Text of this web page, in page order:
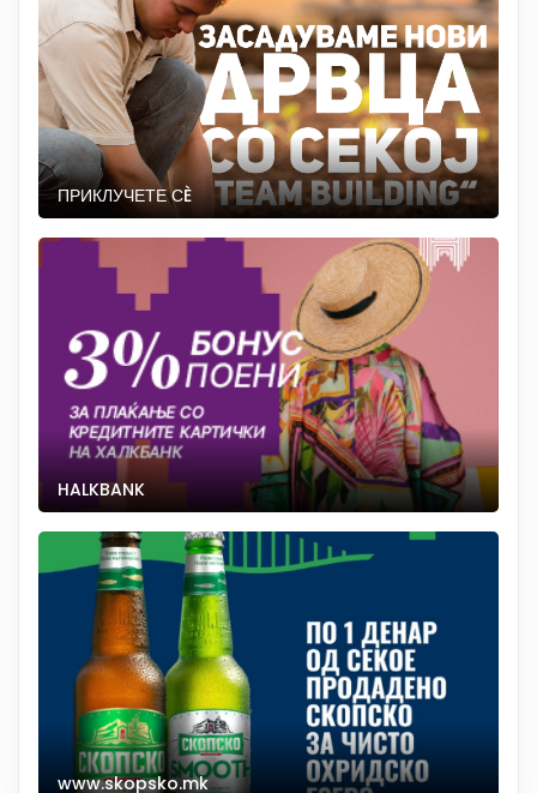
ПРИКЛУЧЕТЕ СÈ
HALKBANK
www.skopsko.mk